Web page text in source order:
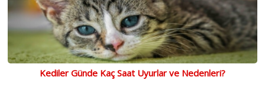
Kediler Günde Kaç Saat Uyurlar ve Nedenleri?